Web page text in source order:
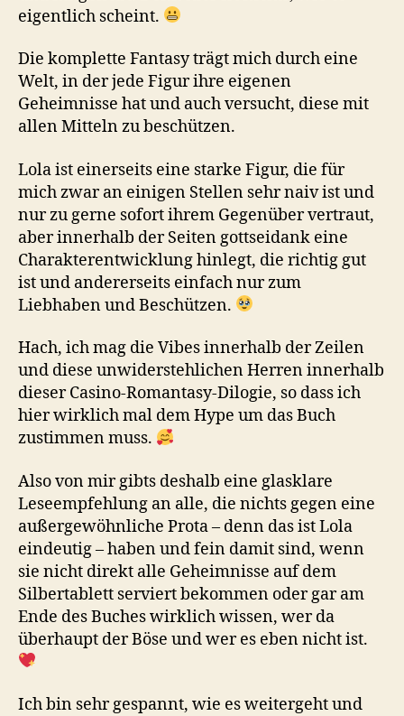
eigentlich scheint.
Die komplette Fantasy trägt mich durch eine
Welt, in der jede Figur ihre eigenen
Geheimnisse hat und auch versucht, diese mit
allen Mitteln zu beschützen.
Lola ist einerseits eine starke Figur, die für
mich zwar an einigen Stellen sehr naiv ist und
nur zu gerne sofort ihrem Gegenüber vertraut,
aber innerhalb der Seiten gottseidank eine
Charakterentwicklung hinlegt, die richtig gut
ist und andererseits einfach nur zum
Liebhaben und Beschützen.
Hach, ich mag die Vibes innerhalb der Zeilen
und diese unwiderstehlichen Herren innerhalb
dieser Casino-Romantasy-Dilogie, so dass ich
hier wirklich mal dem Hype um das Buch
zustimmen muss.
Also von mir gibts deshalb eine glasklare
Leseempfehlung an alle, die nichts gegen eine
außergewöhnliche Prota – denn das ist Lola
eindeutig – haben und fein damit sind, wenn
sie nicht direkt alle Geheimnisse auf dem
Silbertablett serviert bekommen oder gar am
Ende des Buches wirklich wissen, wer da
überhaupt der Böse und wer es eben nicht ist.
Ich bin sehr gespannt, wie es weitergeht und